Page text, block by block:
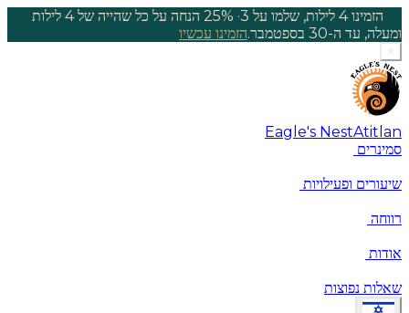
הזמינו 4 לילות, שלמו על 3 ·
25% הנחה על כל שהייה של 4 לילות
ומעלה, עד ה-30 בספטמבר.
הזמינו עכשיו
×
Eagle's NestAtitlan
סמינרים
שיעורים ופעילויות
רווחה
אודות
שאלות נפוצות